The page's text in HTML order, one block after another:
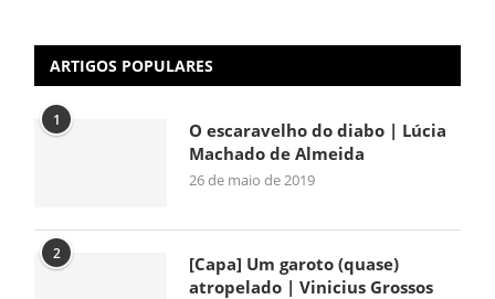
ARTIGOS POPULARES
1
O escaravelho do diabo | Lúcia
Machado de Almeida
26 de maio de 2019
2
[Capa] Um garoto (quase)
atropelado | Vinicius Grossos